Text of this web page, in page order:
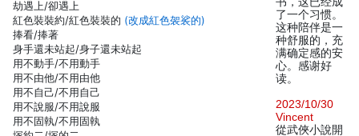
劫遇上/卻遇上
紅色裝裝約/紅色裝裝的 (改成紅色袈裟的)
捧看/捧著
身手還未站起/身子還未站起
用不動手/不用動手
用不由他/不用由他
用不自己/不用自己
用不說服/不用說服
用不固執/不用固執
了一个习惯。
这种陪伴是一
种舒服的，充
满确定感的安
心。感谢好
读。
2023/10/30
Vincent
從武俠小說開